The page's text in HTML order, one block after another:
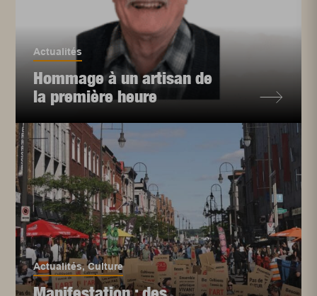
Actualités
Hommage à un artisan de
la première heure
Actualités,Culture